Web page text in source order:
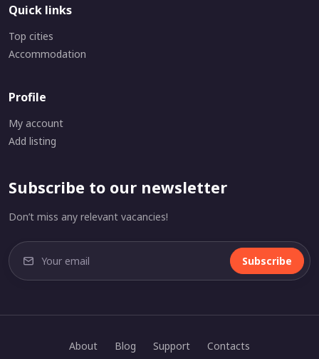
Quick links
Top cities
Accommodation
Profile
My account
Add listing
Subscribe to our newsletter
Don’t miss any relevant vacancies!
Subscribe
About Blog Support Contacts